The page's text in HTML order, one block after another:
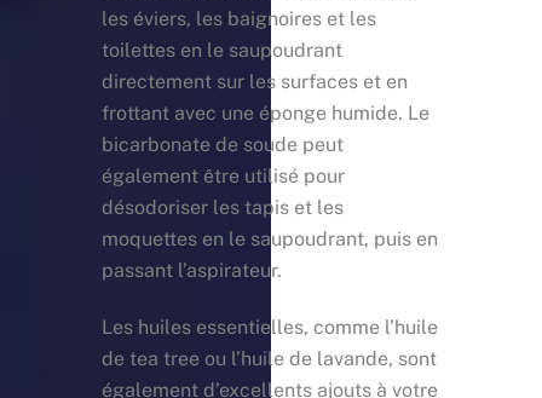
les éviers, les baignoires et les
toilettes en le saupoudrant
directement sur les surfaces et en
frottant avec une éponge humide. Le
bicarbonate de soude peut
également être utilisé pour
désodoriser les tapis et les
moquettes en le saupoudrant, puis en
passant l’aspirateur.
Les huiles essentielles, comme l’huile
de tea tree ou l’huile de lavande, sont
également d’excellents ajouts à votre